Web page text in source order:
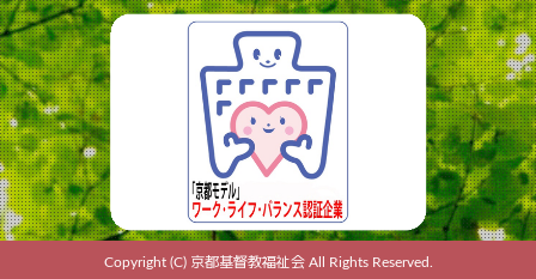
Copyright (C) 京都基督教福祉会 All Rights Reserved.